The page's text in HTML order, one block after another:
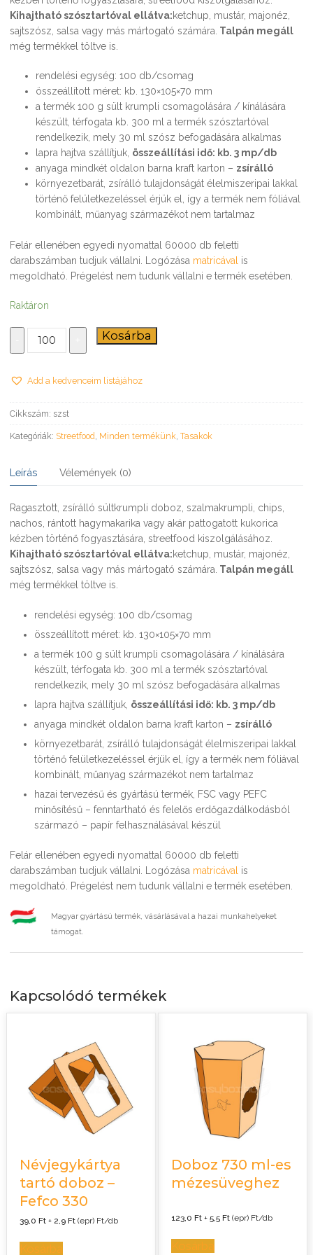
Kihajtható szósztartóval ellátva:ketchup, mustár, majonéz,
sajtszósz, salsa vagy más mártogató számára. Talpán megáll
még termékkel töltve is.
rendelési egység: 100 db/csomag
összeállított méret: kb. 130×105×70 mm
a termék 100 g sült krumpli csomagolására / kínálására
készült, térfogata kb. 300 ml a termék szósztartóval
rendelkezik, mely 30 ml szósz befogadására alkalmas
lapra hajtva szállítjuk, összeállítási idő: kb. 3 mp/db
anyaga mindkét oldalon barna kraft karton – zsírálló
környezetbarát, zsírálló tulajdonságát élelmiszeripai lakkal
történő felületkezeléssel érjük el, így a termék nem fóliával
kombinált, műanyag származékot nem tartalmaz
Felár ellenében egyedi nyomattal 60000 db feletti
darabszámban tudjuk vállalni. Logózása matricával is
megoldható. Prégelést nem tudunk vállalni e termék esetében.
Raktáron
Sültkrumplis
mennyiség
Kosárba
Add a kedvenceim listájához
Cikkszám: szst
Kategóriák: Streetfood, Minden termékünk, Tasakok
Leírás Vélemények (0)
Ragasztott, zsírálló sültkrumpli doboz, szalmakrumpli, chips,
nachos, rántott hagymakarika vagy akár pattogatott kukorica
kézben történő fogyasztására, streetfood kiszolgálásához.
Kihajtható szósztartóval ellátva:ketchup, mustár, majonéz,
sajtszósz, salsa vagy más mártogató számára. Talpán megáll
még termékkel töltve is.
rendelési egység: 100 db/csomag
összeállított méret: kb. 130×105×70 mm
a termék 100 g sült krumpli csomagolására / kínálására
készült, térfogata kb. 300 ml a termék szósztartóval
rendelkezik, mely 30 ml szósz befogadására alkalmas
lapra hajtva szállítjuk, összeállítási idő: kb. 3 mp/db
anyaga mindkét oldalon barna kraft karton – zsírálló
környezetbarát, zsírálló tulajdonságát élelmiszeripai lakkal
történő felületkezeléssel érjük el, így a termék nem fóliával
kombinált, műanyag származékot nem tartalmaz
hazai tervezésű és gyártású termék, FSC vagy PEFC
minősítésű – fenntartható és felelős erdőgazdálkodásból
származó – papír felhasználásával készül
Felár ellenében egyedi nyomattal 60000 db feletti
darabszámban tudjuk vállalni. Logózása matricával is
megoldható. Prégelést nem tudunk vállalni e termék esetében.
Magyar gyártású termék, vásárlásával a hazai munkahelyeket
támogat.
Kapcsolódó termékek
Névjegykártya
tartó doboz –
Fefco 330
39,0Ft +2,9Ft (epr) Ft/db
Kosárba
Doboz 730 ml-es
mézesüveghez
123,0Ft +5,5Ft (epr) Ft/db
Kosárba